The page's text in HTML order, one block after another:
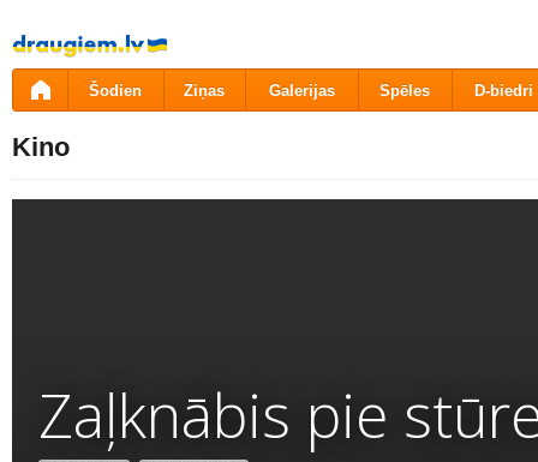
Pāriet
uz
saturu
Šodien Ziņas Galerijas Spēles D-biedri
Kino
Zaļknābis pie